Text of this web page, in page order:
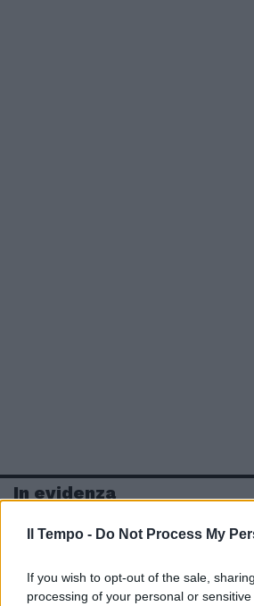
Il Tempo - Do Not Process My
If you wish to opt-out of the sale,
processing of your personal or
In evidenza